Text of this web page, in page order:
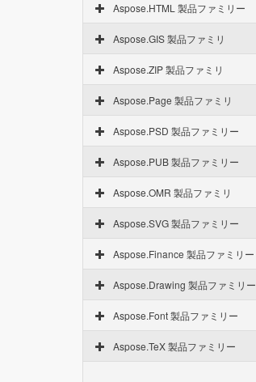
Aspose.HTML 製品ファミリー
Aspose.GIS 製品ファミリ
Aspose.ZIP 製品ファミリ
Aspose.Page 製品ファミリ
Aspose.PSD 製品ファミリー
Aspose.PUB 製品ファミリー
Aspose.OMR 製品ファミリ
Aspose.SVG 製品ファミリー
Aspose.Finance 製品ファミリー
Aspose.Drawing 製品ファミリー
Aspose.Font 製品ファミリー
Aspose.TeX 製品ファミリー